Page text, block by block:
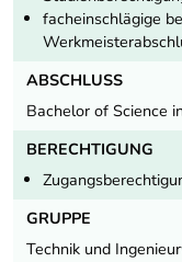
facheinschlägige
ABSCHLUSS
Bachelor of Science
BERECHTIGUNG
GRUPPE
Technik und